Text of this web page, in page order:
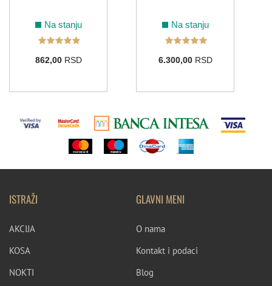
Na stanju
862,00RSD
Na stanju
6.300,00RSD
ISTRAŽI
AKCIJA
KOSA
NOKTI
GLAVNI MENI
O nama
Kontakt i podaci
Blog